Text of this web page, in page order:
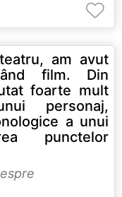
am avut
film. Din
foarte mult
personaj,
a unui
punctelor